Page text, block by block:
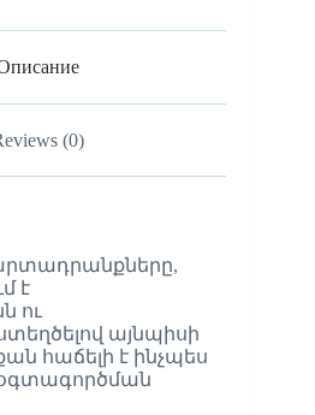
(0)
արտադրանքները,
է
ու
այնպիսի
հաճելի է ինչպես
օգտագործման